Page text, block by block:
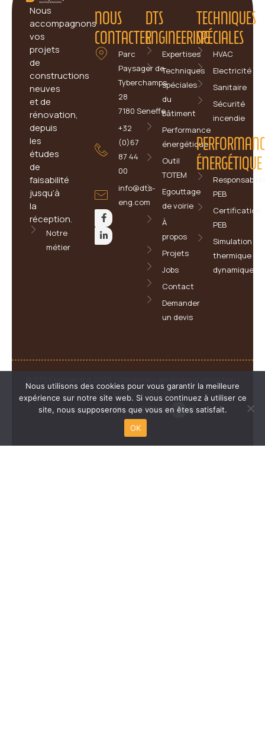
Nous
accompagnons
vos
projets
de
constructions
neuves
et de
rénovation,
depuis
les
études
de
faisabilité
jusqu’à
la
réception.
Notre
métier
NOUS
CONTACTER
Parc
Paysager de
Tyberchamps
28
7180 Seneffe
+32
(0)67
87 44
00
info@dts-
eng.com
DTS
ENGINEERING
Expertises
Techniques
spéciales
du
bâtiment
Performance
énergétique
Outil
TOTEM
Egouttage
de voirie
À
propos
Projets
Jobs
Contact
Demander
un devis
TECHNIQUES
SPÉCIALES
HVAC
Electricité
Sanitaire
Sécurité
incendie
ÉNERGÉTIQUE
PEB
Certification
PEB
Simulation
thermique
dynamique
TVA : BE 0649 853 181
Réalisé avec
par
Nous utilisons des cookies pour vous garantir la meilleure
expérience sur notre site web. Si vous continuez à utiliser ce
site, nous supposerons que vous en êtes satisfait.
OK